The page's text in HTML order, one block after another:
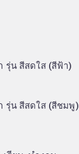
รุ่น สีสดใส (สีฟ้า)
รุ่น สีสดใส (สีชมพู)